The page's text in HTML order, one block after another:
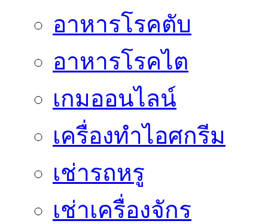
อาหารโรคตับ
อาหารโรคไต
เกมออนไลน์
เครื่องทำไอศกรีม
เช่ารถหรู
เช่าเครื่องจักร